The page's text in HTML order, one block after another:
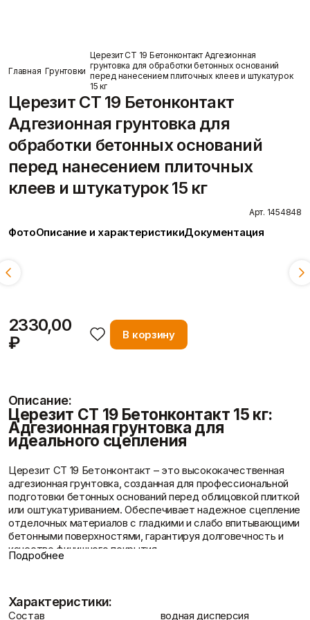
Пленка ПВД техническая
Показать больше
Потолок
Плита потолочная
Показать больше
Профиль
Маячковый профиль
Подвесы и профили для
потолка
Пленки
Скотчи/Ленты
Фасадные сетки
Показать больше
Теплоизоляция
Минеральная вата
Пенопласт
Пенополистирол
Показать больше
Цементные
растворы
Цемент
Показать больше
Шпаклевки
Базовая шпаклевка
Универсальная шпаклёвка
Штукатурки
Выравнивающие
О компании
Вопрос-ответ
Отзывы
Контакты
Главная Грунтовки
Церезит CT 19 Бетонконтакт Адгезионная
грунтовка для обработки бетонных оснований
перед нанесением плиточных клеев и штукатурок
15 кг
Церезит CT 19 Бетонконтакт
Адгезионная грунтовка для
обработки бетонных оснований
перед нанесением плиточных
клеев и штукатурок 15 кг
Арт. 1454848
ФотоОписание и характеристикиДокументация
2330,00
₽
В корзину
Описание:
Церезит CT 19 Бетонконтакт 15 кг:
Адгезионная грунтовка для
идеального сцепления
Церезит CT 19 Бетонконтакт – это высококачественная
адгезионная грунтовка, созданная для профессиональной
подготовки бетонных оснований перед облицовкой плиткой
или оштукатуриванием. Обеспечивает надежное сцепление
отделочных материалов с гладкими и слабо впитывающими
бетонными поверхностями, гарантируя долговечность и
качество финишного покрытия.
формула с кварцевым наполнителем «Супер Кварц»
Подробнее
Характеристики:
Состав
водная дисперсия